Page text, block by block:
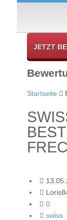
JETZT
Startseite
0
swiss